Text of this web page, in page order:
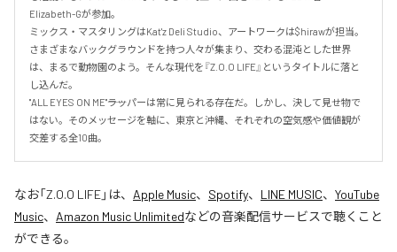
Elizabeth-Gが参加。
ミックス・マスタリングはKat'z Deli Studio、アートワークは$hirawが担当。
さまざまなバックグラウンドを持つ人々が集まり、交わる混沌とした世界
は、まるで動物園のよう。そんな現代を『Z.O.O LIFE』というタイトルに落と
し込んだ。
"ALL EYES ON ME"――ラッパーは常に見られる存在だ。しかし、決して見せ物で
はない。そのメッセージを軸に、東京と沖縄、それぞれの空気感や価値観が
交差する全10曲。
なお「Z.O.O LIFE」は、 Apple Music、 Spotify、 LINE MUSIC、 YouTube
Music、 Amazon Music Unlimitedなどの音楽配信サービスで聴くこと
ができる。